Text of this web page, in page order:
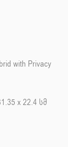
with Privacy
x 22.4 სმ